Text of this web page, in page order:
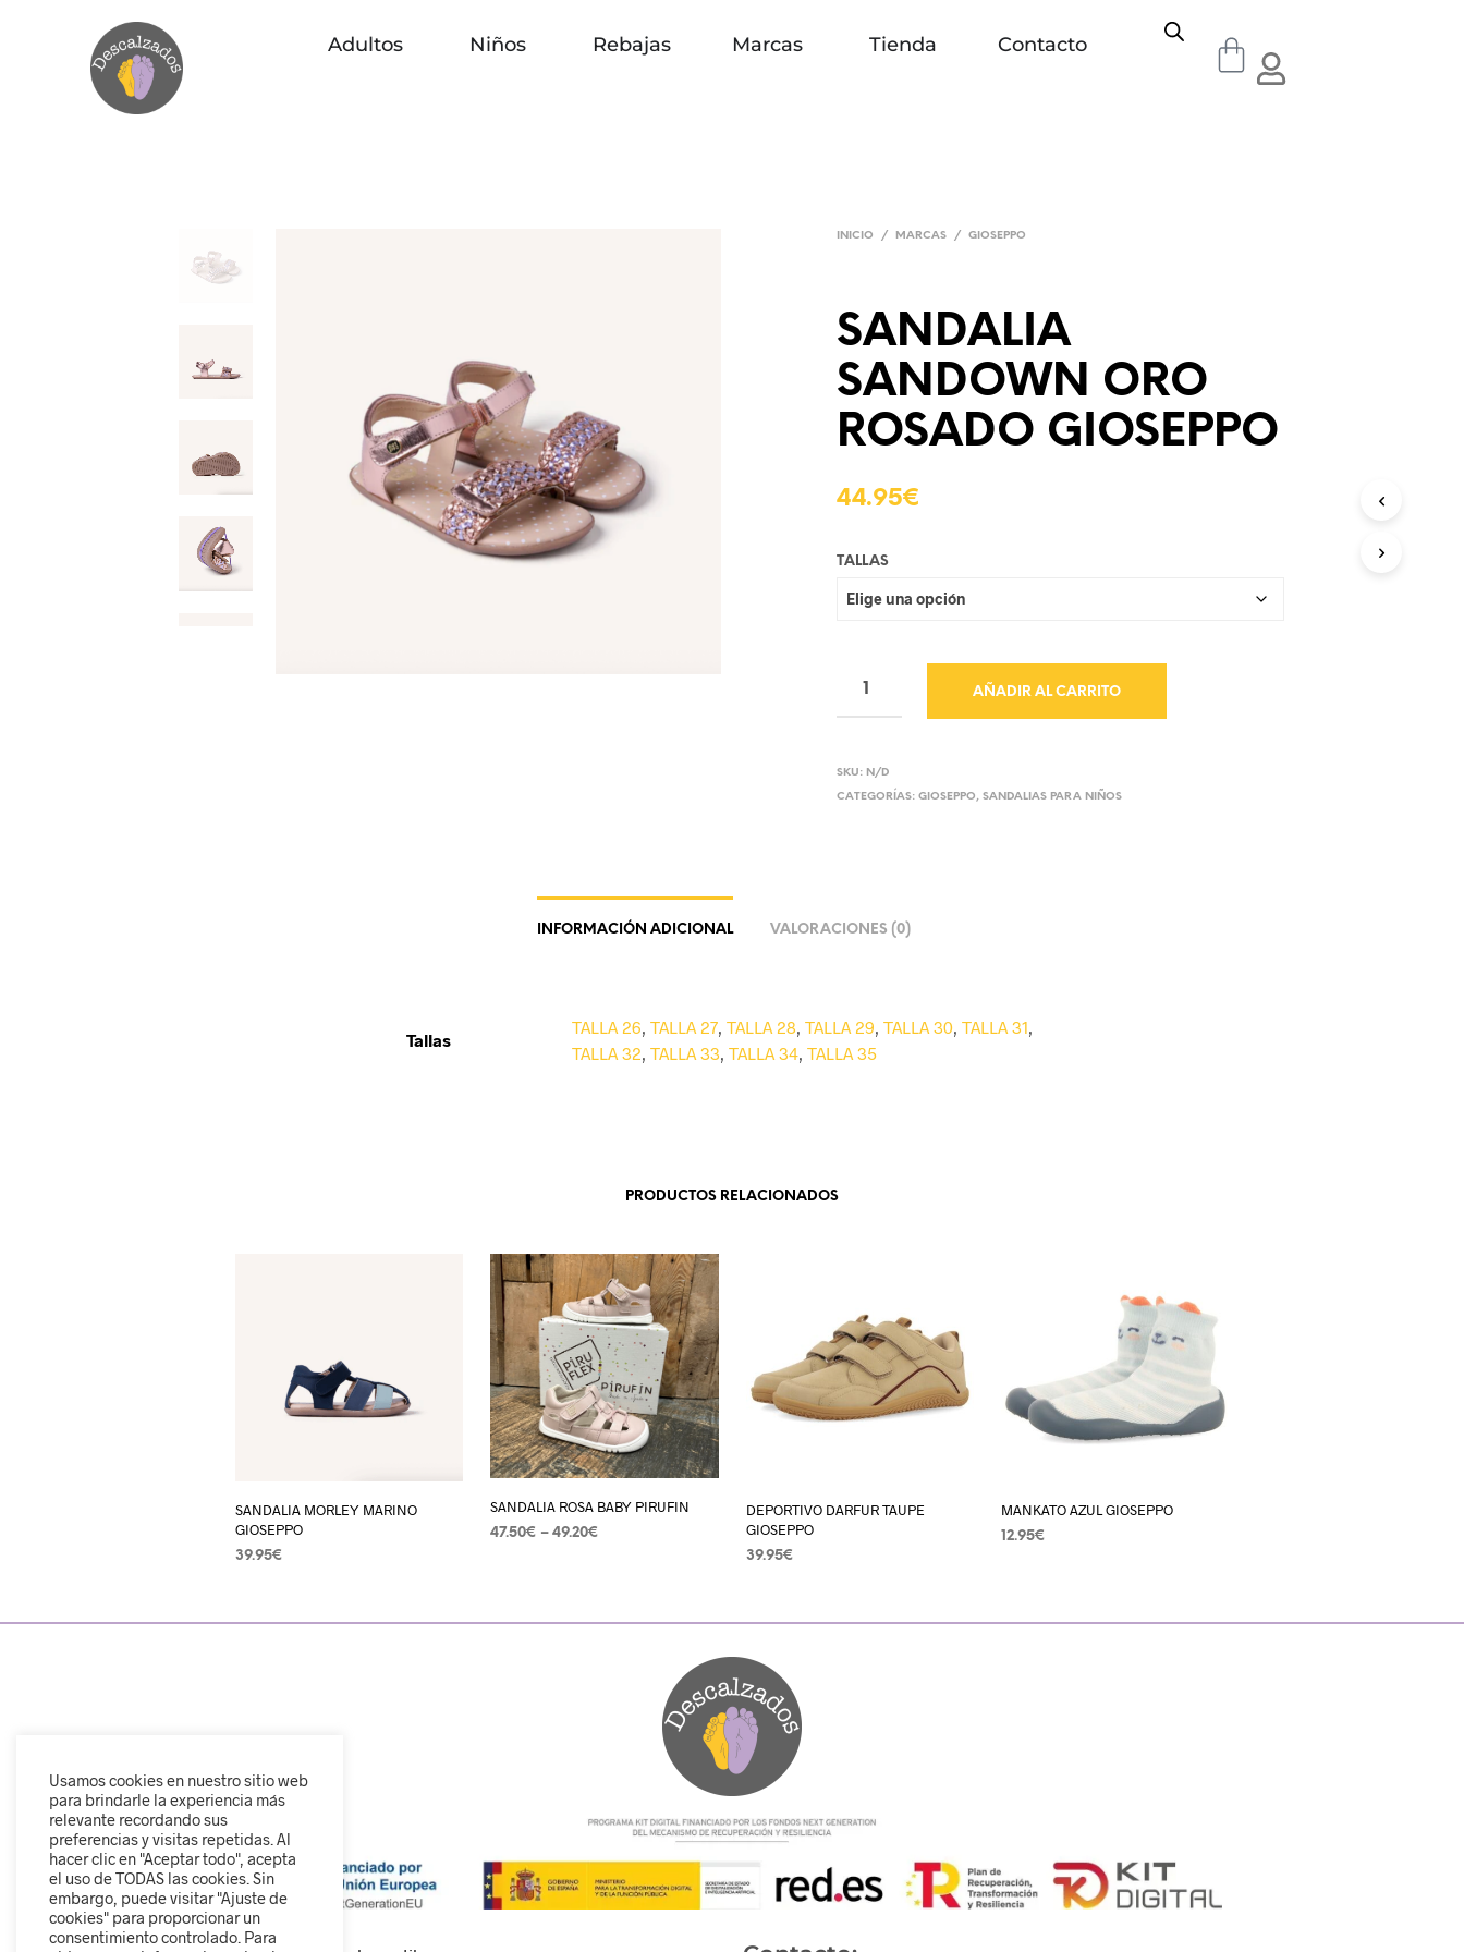
Adultos Niños Rebajas Marcas Tienda Contacto
INICIO / MARCAS / GIOSEPPO
SANDALIA
SANDOWN ORO
ROSADO GIOSEPPO
44.95€
TALLAS
AÑADIR AL CARRITO
SKU: N/D
CATEGORÍAS:GIOSEPPO,SANDALIAS PARA NIÑOS
INFORMACIÓN ADICIONAL VALORACIONES (0)
Tallas
TALLA 26 TALLA 27 TALLA 28 TALLA 29 TALLA 30 TALLA 31
TALLA 32 TALLA 33 TALLA 34 TALLA 35
PRODUCTOS RELACIONADOS
SANDALIA MORLEY MARINO
GIOSEPPO
39.95€
SANDALIA ROSA BABY PIRUFIN
47.50€ – 49.20€
DEPORTIVO DARFUR TAUPE
GIOSEPPO
39.95€
MANKATO AZUL GIOSEPPO
12.95€
Usamos cookies en nuestro sitio web
para brindarle la experiencia más
relevante recordando sus
preferencias y visitas repetidas. Al
hacer clic en "Aceptar todo", acepta
el uso de TODAS las cookies. Sin
embargo, puede visitar "Ajuste de
cookies" para proporcionar un
consentimiento controlado. Para